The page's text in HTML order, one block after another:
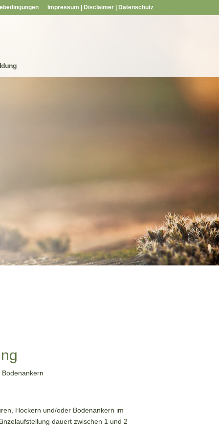
Impressum | Disclaimer | Datenschutz
Hockern und/oder Bodenankern im
dauert zwischen 1 und 2